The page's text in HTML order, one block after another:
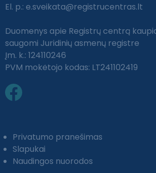
El. p.: e.sveikata@registrucentras.lt
Duomenys apie Registrų centrą
saugomi Juridinių asmenų registre
Įm. k.: 124110246
PVM mokėtojo kodas: LT241102419
Privatumo pranešimas
Slapukai
Naudingos nuorodos